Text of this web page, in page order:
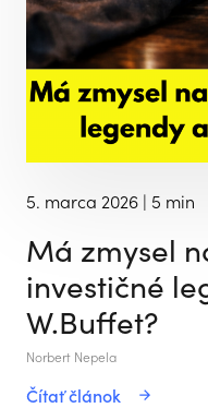
5. marca 2026 | 5 min
Má zmysel
investičné
W.Buffet?
Norbert Nepela
Čítať článok